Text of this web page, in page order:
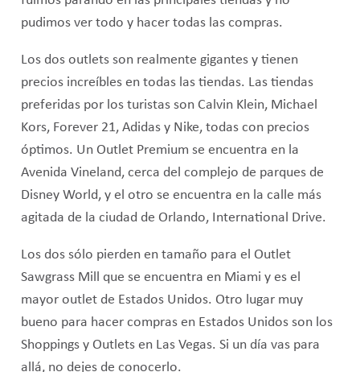
pudimos ver todo y hacer todas las compras.
Los dos outlets son realmente gigantes y tienen
precios increíbles en todas las tiendas. Las tiendas
preferidas por los turistas son Calvin Klein, Michael
Kors, Forever 21, Adidas y Nike, todas con precios
óptimos. Un Outlet Premium se encuentra en la
Avenida Vineland, cerca del complejo de parques de
Disney World, y el otro se encuentra en la calle más
agitada de la ciudad de Orlando, International Drive.
Los dos sólo pierden en tamaño para el Outlet
Sawgrass Mill que se encuentra en Miami y es el
mayor outlet de Estados Unidos. Otro lugar muy
bueno para hacer compras en Estados Unidos son los
Shoppings y Outlets en Las Vegas. Si un día vas para
allá, no dejes de conocerlo.